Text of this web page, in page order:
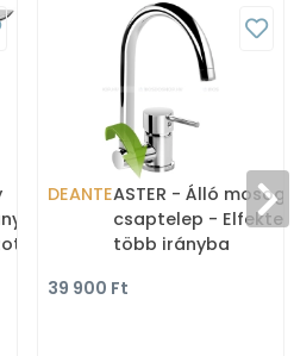
DEANTEASTER - Álló
csaptelep -
több irányba
39 900 Ft